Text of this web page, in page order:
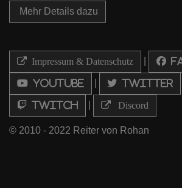
Mehr Details dazu
Impressum & Datenschutz
Youtube Twitter
Twitch Discord
© 2010 - 2022 Reiter von Rohan